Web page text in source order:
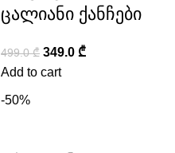
ცალიანი ქანჩები
499.0₾ 349.0 ₾
Add to cart
-50%